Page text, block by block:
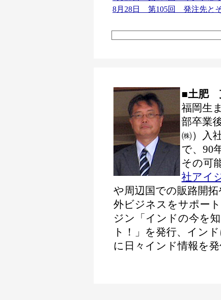
8月28日 第105回 発注先と
■土肥
福岡生
部卒業
㈱）入
で、90
その可
社アイ
や周辺国での販路開
外ビジネスをサポー
ジン「インドの今を
ト！」を発行、イン
に日々インド情報を